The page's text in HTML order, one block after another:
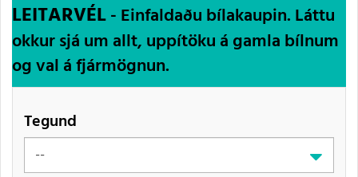
LEITARVÉL- Einfaldaðu bílakaupin. Láttu
okkur sjá um allt, uppítöku á gamla bílnum
og val á fjármögnun.
Tegund